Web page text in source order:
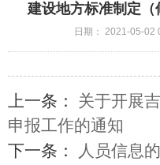
建设地方标准制定
日期： 2021-05-
上一条：
关于开展
申报工作的通知
下一条：
人员信息